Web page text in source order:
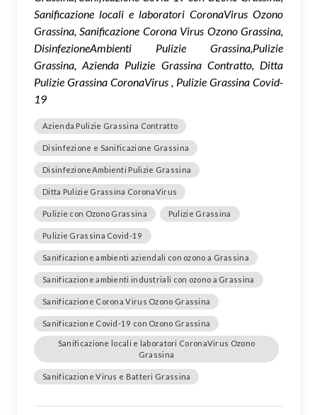
Sanificazione locali e laboratori CoronaVirus Ozono
Grassina, Sanificazione Corona Virus Ozono Grassina,
DisinfezioneAmbienti Pulizie Grassina,Pulizie
Grassina, Azienda Pulizie Grassina Contratto, Ditta
Pulizie Grassina CoronaVirus , Pulizie Grassina Covid-
19
Azienda Pulizie Grassina Contratto
Disinfezione e Sanificazione Grassina
DisinfezioneAmbienti Pulizie Grassina
Ditta Pulizie Grassina CoronaVirus
Pulizie con Ozono Grassina Pulizie Grassina
Pulizie Grassina Covid-19
Sanificazione ambienti aziendali con ozono a Grassina
Sanificazione ambienti industriali con ozono a Grassina
Sanificazione Corona Virus Ozono Grassina
Sanificazione Covid-19 con Ozono Grassina
Sanificazione locali e laboratori CoronaVirus Ozono
Grassina
Sanificazione Virus e Batteri Grassina